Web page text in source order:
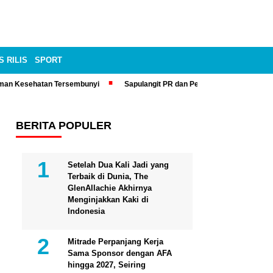
RILIS SPORT
Kesehatan Tersembunyi Sapulangit PR dan Persrilis.com Bisa
BERITA POPULER
Setelah Dua Kali Jadi yang
Terbaik di Dunia, The
GlenAllachie Akhirnya
Menginjakkan Kaki di
Indonesia
Mitrade Perpanjang Kerja
Sama Sponsor dengan AFA
hingga 2027, Seiring